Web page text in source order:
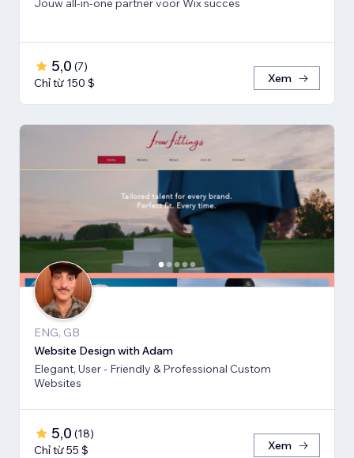
Jouw all-in-one partner voor Wix succes
5,0 (7)
Chỉ từ 150 $
Xem
ENG, GB
Website Design with Adam
Elegant, User - Friendly & Professional Custom
Websites
5,0 (18)
Chỉ từ 55 $
Xem